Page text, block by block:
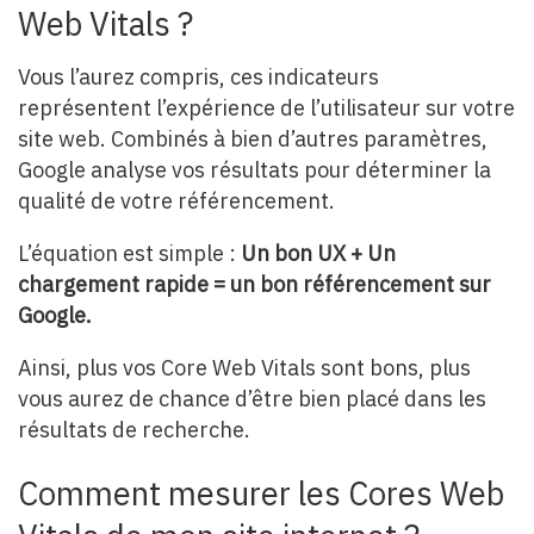
Web Vitals ?
Vous l’aurez compris, ces indicateurs
représentent l’expérience de l’utilisateur sur votre
site web. Combinés à bien d’autres paramètres,
Google analyse vos résultats pour déterminer la
qualité de votre référencement.
L’équation est simple : Un bon UX + Un
chargement rapide = un bon référencement sur
Google.
Ainsi, plus vos Core Web Vitals sont bons, plus
vous aurez de chance d’être bien placé dans les
résultats de recherche.
Comment mesurer les Cores Web